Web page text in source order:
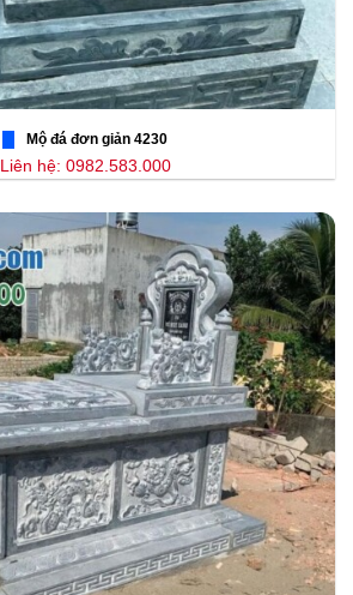
Mộ đá đơn giản 4230
Liên hệ: 0982.583.000